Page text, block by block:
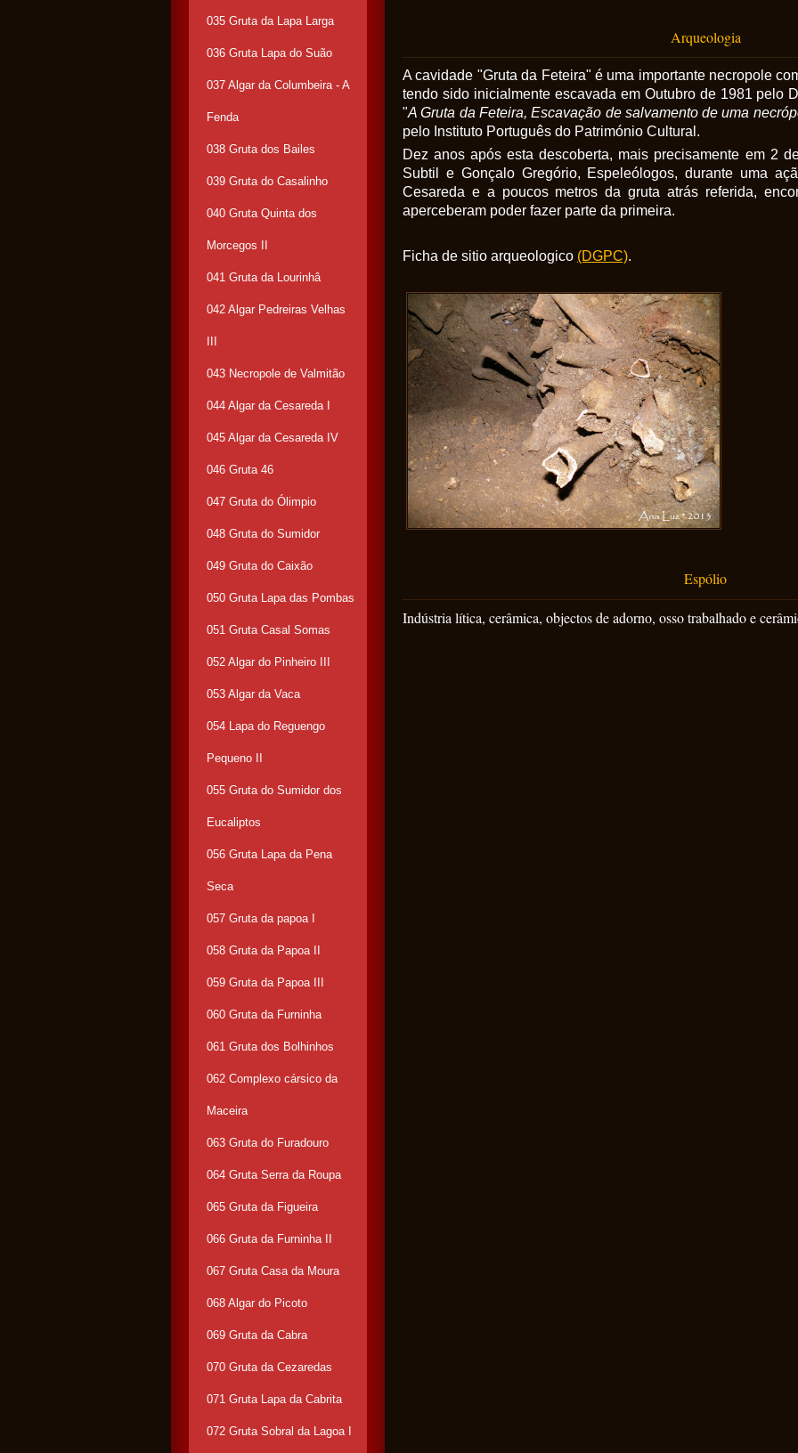
Arqueologia
A cavidade "Gruta da Feteira" é uma importante necropole
tendo sido inicialmente escavada em Outubro de 1981 pelo
"A Gruta da Feteira, Escavação de salvamento de uma
pelo Instituto Português do Património Cultural.
Dez anos após esta descoberta, mais precisamente em 2
Subtil e Gonçalo Gregório, Espeleólogos, durante uma
Cesareda e a poucos metros da gruta atrás referida,
aperceberam poder fazer parte da primeira.
Ficha de sitio arqueologico (DGPC).
Espólio
Indústria lítica, cerâmica, objectos de adorno, osso trabalhado e
035 Gruta da Lapa Larga
036 Gruta Lapa do Suão
037 Algar da Columbeira - A
Fenda
038 Gruta dos Bailes
039 Gruta do Casalinho
040 Gruta Quinta dos
Morcegos II
041 Gruta da Lourinhâ
042 Algar Pedreiras Velhas
043 Necropole de Valmitão
044 Algar da Cesareda I
045 Algar da Cesareda IV
046 Gruta 46
047 Gruta do Ólimpio
048 Gruta do Sumidor
049 Gruta do Caixão
050 Gruta Lapa das Pombas
051 Gruta Casal Somas
052 Algar do Pinheiro III
053 Algar da Vaca
054 Lapa do Reguengo
Pequeno II
055 Gruta do Sumidor dos
Eucaliptos
056 Gruta Lapa da Pena
Seca
057 Gruta da papoa I
058 Gruta da Papoa II
059 Gruta da Papoa III
060 Gruta da Furninha
061 Gruta dos Bolhinhos
062 Complexo cársico da
Maceira
063 Gruta do Furadouro
064 Gruta Serra da Roupa
065 Gruta da Figueira
066 Gruta da Furninha II
067 Gruta Casa da Moura
068 Algar do Picoto
069 Gruta da Cabra
070 Gruta da Cezaredas
071 Gruta Lapa da Cabrita
072 Gruta Sobral da Lagoa I